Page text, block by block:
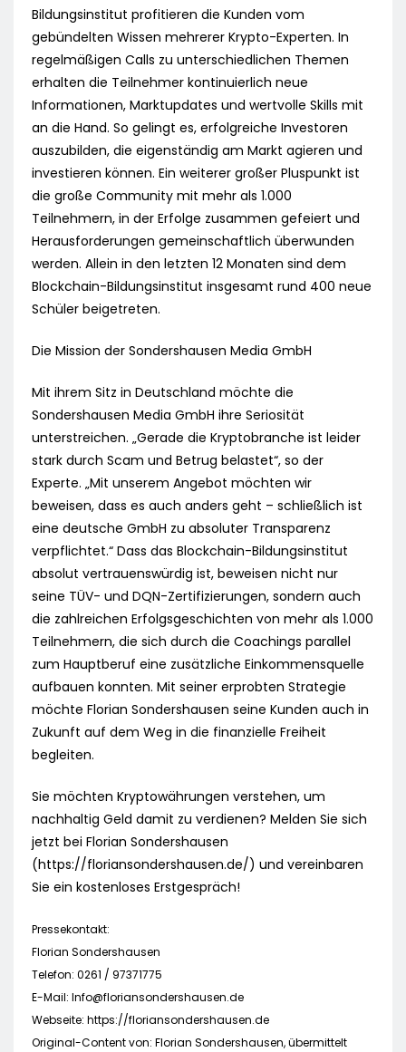
Bildungsinstitut profitieren die Kunden vom
gebündelten Wissen mehrerer Krypto-Experten. In
regelmäßigen Calls zu unterschiedlichen Themen
erhalten die Teilnehmer kontinuierlich neue
Informationen, Marktupdates und wertvolle Skills mit
an die Hand. So gelingt es, erfolgreiche Investoren
auszubilden, die eigenständig am Markt agieren und
investieren können. Ein weiterer großer Pluspunkt ist
die große Community mit mehr als 1.000
Teilnehmern, in der Erfolge zusammen gefeiert und
Herausforderungen gemeinschaftlich überwunden
werden. Allein in den letzten 12 Monaten sind dem
Blockchain-Bildungsinstitut insgesamt rund 400 neue
Schüler beigetreten.
Die Mission der Sondershausen Media GmbH
Mit ihrem Sitz in Deutschland möchte die
Sondershausen Media GmbH ihre Seriosität
unterstreichen. „Gerade die Kryptobranche ist leider
stark durch Scam und Betrug belastet“, so der
Experte. „Mit unserem Angebot möchten wir
beweisen, dass es auch anders geht – schließlich ist
eine deutsche GmbH zu absoluter Transparenz
verpflichtet.“ Dass das Blockchain-Bildungsinstitut
absolut vertrauenswürdig ist, beweisen nicht nur
seine TÜV- und DQN-Zertifizierungen, sondern auch
die zahlreichen Erfolgsgeschichten von mehr als 1.000
Teilnehmern, die sich durch die Coachings parallel
zum Hauptberuf eine zusätzliche Einkommensquelle
aufbauen konnten. Mit seiner erprobten Strategie
möchte Florian Sondershausen seine Kunden auch in
Zukunft auf dem Weg in die finanzielle Freiheit
begleiten.
Sie möchten Kryptowährungen verstehen, um
nachhaltig Geld damit zu verdienen? Melden Sie sich
jetzt bei Florian Sondershausen
(https://floriansondershausen.de/) und vereinbaren
Sie ein kostenloses Erstgespräch!
Pressekontakt:
Florian Sondershausen
Telefon: 0261 / 97371775
E-Mail: Info@floriansondershausen.de
Webseite: https://floriansondershausen.de
Original-Content von: Florian Sondershausen, übermittelt